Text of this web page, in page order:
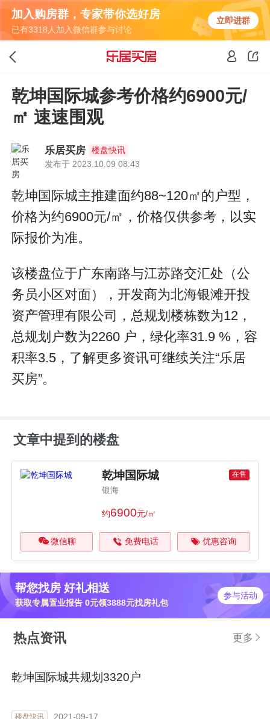
加入购房群，专家带你选好房
已有3318人加入微信群参与讨论
立即进群
乾坤国际城参考价格约6900元/
㎡ 速速围观
乐居买房
楼盘快讯
发布于 2023.10.09 08:43
乾坤国际城主推建面约88~120㎡的户型，
价格为约6900元/㎡，价格仅供参考，以实
际报价为准。
该楼盘位于广东南路与江苏路交汇处（公
务员小区对面），开发商为北海银滩开投
资产管理有限公司，总规划楼栋数为12，
总规划户数为2260 户，绿化率31.9 %，容
积率3.5，了解更多资讯可继续关注“乐居
买房”。
文章中提到的楼盘
乾坤国际城 在售
银海
约6900元/㎡
微信聊 免费电话 优惠咨询
帮您找房 好礼相送
获取专属置业报告 0元领3888元找房礼包
参与活动
热点资讯 更多
乾坤国际城共规划3320户
楼盘快讯 2021-09-17